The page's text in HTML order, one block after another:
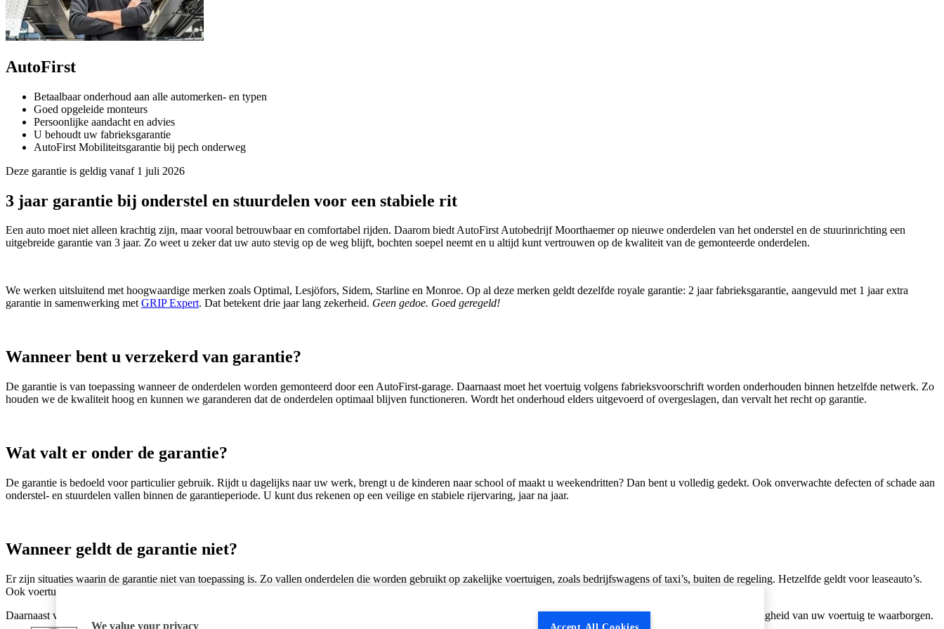
AutoFirst
Betaalbaar onderhoud aan alle automerken- en typen
Goed opgeleide monteurs
Persoonlijke aandacht en advies
U behoudt uw fabrieksgarantie
AutoFirst Mobiliteitsgarantie bij pech onderweg
Deze garantie is geldig vanaf 1 juli 2026
3 jaar garantie bij onderstel en stuurdelen voor een stabiele rit
Een auto moet niet alleen krachtig zijn, maar vooral betrouwbaar en comfortabel rijden. Daarom biedt AutoFirst Autobedrijf Moorthaemer op nieuwe onderdelen van het onderstel en de stuurinrichting een
uitgebreide garantie van 3 jaar. Zo weet u zeker dat uw auto stevig op de weg blijft, bochten soepel neemt en u altijd kunt vertrouwen op de kwaliteit van de gemonteerde onderdelen.
We werken uitsluitend met hoogwaardige merken zoals Optimal, Lesjöfors, Sidem, Starline en Monroe. Op al deze merken geldt dezelfde royale garantie: 2 jaar fabrieksgarantie, aangevuld met 1 jaar extra
garantie in samenwerking metGRIP Expert. Dat betekent drie jaar lang zekerheid. Geen gedoe. Goed geregeld!
Wanneer bent u verzekerd van garantie?
De garantie is van toepassing wanneer de onderdelen worden gemonteerd door een AutoFirst‑garage. Daarnaast moet het voertuig volgens fabrieksvoorschrift worden onderhouden binnen hetzelfde netwerk. Zo
houden we de kwaliteit hoog en kunnen we garanderen dat de onderdelen optimaal blijven functioneren. Wordt het onderhoud elders uitgevoerd of overgeslagen, dan vervalt het recht op garantie.
Wat valt er onder de garantie?
De garantie is bedoeld voor particulier gebruik. Rijdt u dagelijks naar uw werk, brengt u de kinderen naar school of maakt u weekendritten? Dan bent u volledig gedekt. Ook onverwachte defecten of schade aan
onderstel- en stuurdelen vallen binnen de garantieperiode. U kunt dus rekenen op een veilige en stabiele rijervaring, jaar na jaar.
Wanneer geldt de garantie niet?
Er zijn situaties waarin de garantie niet van toepassing is. Zo vallen onderdelen die worden gebruikt op zakelijke voertuigen, zoals bedrijfswagens of taxi’s, buiten de regeling. Hetzelfde geldt voor leaseauto’s.
Ook voertuigen die worden ingezet voor rally’s, races of andere competitieve of recreatieve activiteiten komen niet in aanmerking voor garantie.
Daarnaast vervalt de garantie wanneer er sprake is van verkeerd gebruik, misbruik of onvoldoende onderhoud. Goed onderhoud blijft dus essentieel om de kwaliteit en veiligheid van uw voertuig te waarborgen.
We value your privacy